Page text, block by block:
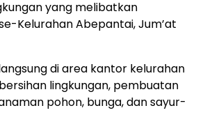
yang melibatkan
Kelurahan Abepantai, Jum’at
di area kantor kelurahan
lingkungan, pembuatan
pohon, bunga, dan sayur-